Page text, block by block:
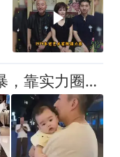
马筱梅儿子刚出生时被网暴，靠实力圈粉舆论反转，小梅态度很通透